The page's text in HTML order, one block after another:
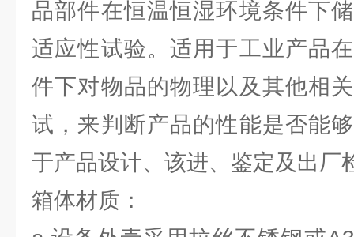
品部件在恒温恒湿环境条件下
适应性试验。适用于工业产品
件下对物品的物理以及其他相
试，来判断产品的性能是否能
于产品设计、该进、鉴定及出厂
箱体材质：